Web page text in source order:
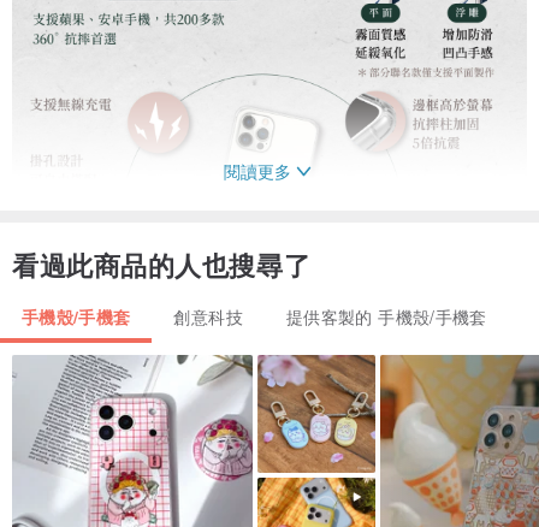
閱讀更多
看過此商品的人也搜尋了
手機殼/手機套 創意科技 提供客製的 手機殼/手機套